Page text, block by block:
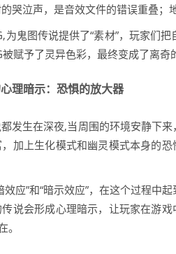
哭泣声，是音效文件的错误重叠；
为鬼图传说提供了“素材”，玩家们
赋予了灵异色彩，最终变成了离奇
理暗示：恐惧的放大器
发生在深夜,当周围的环境安静下
加上生化模式和幽灵模式本身的
效应”和“暗示效应”，在这个过程中
说会形成心理暗示，让玩家在游
。